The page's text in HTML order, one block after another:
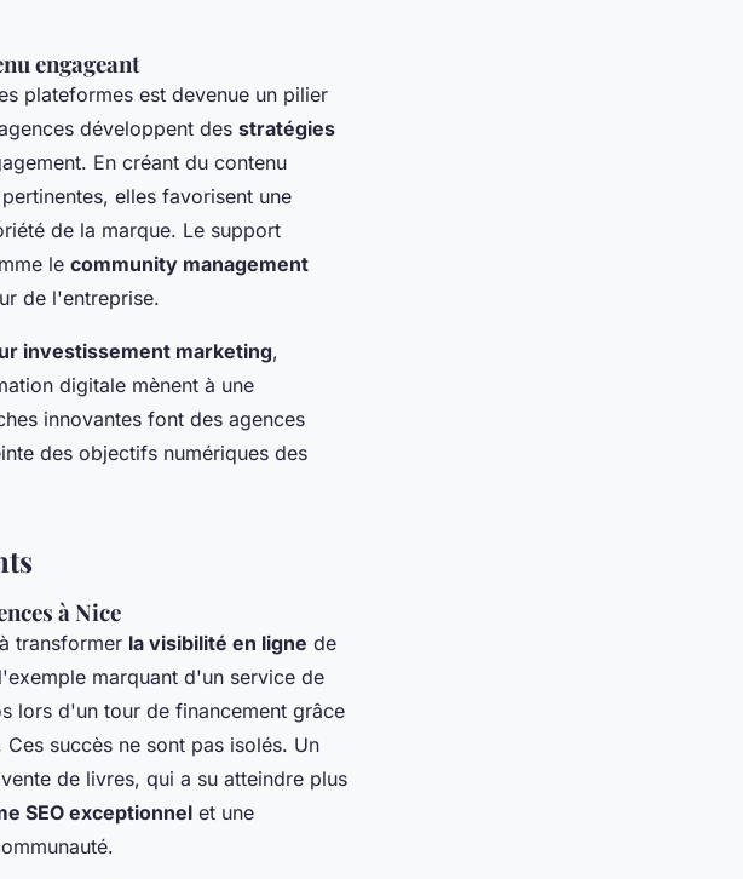
engageant
plateformes est devenue un pilier
développent des stratégies
En créant du contenu
elles favorisent une
de la marque. Le support
le community management
de l'entreprise.
investissement marketing,
digitale mènent à une
innovantes font des agences
des objectifs numériques des
à Nice
transformer la visibilité en ligne de
marquant d'un service de
lors d'un tour de financement grâce
Ces succès ne sont pas isolés. Un
de livres, qui a su atteindre plus
SEO exceptionnel et une